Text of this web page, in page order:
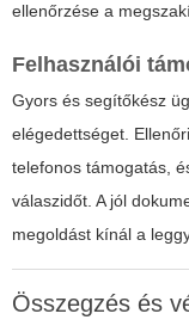
ellenőrzése a
Felhasználói
Gyors és segítőkész
elégedettséget.
telefonos támogatás,
válaszidőt. A jól
megoldást kínál a
Összegzés és